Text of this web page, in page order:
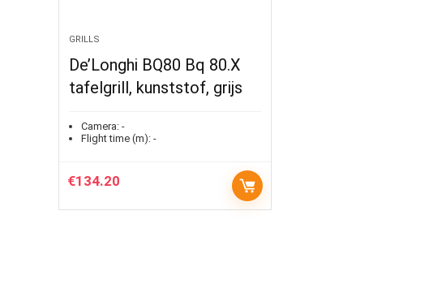
GRILLS
De’Longhi BQ80 Bq 80.X
tafelgrill, kunststof, grijs
Camera: -
Flight time (m): -
€134.20